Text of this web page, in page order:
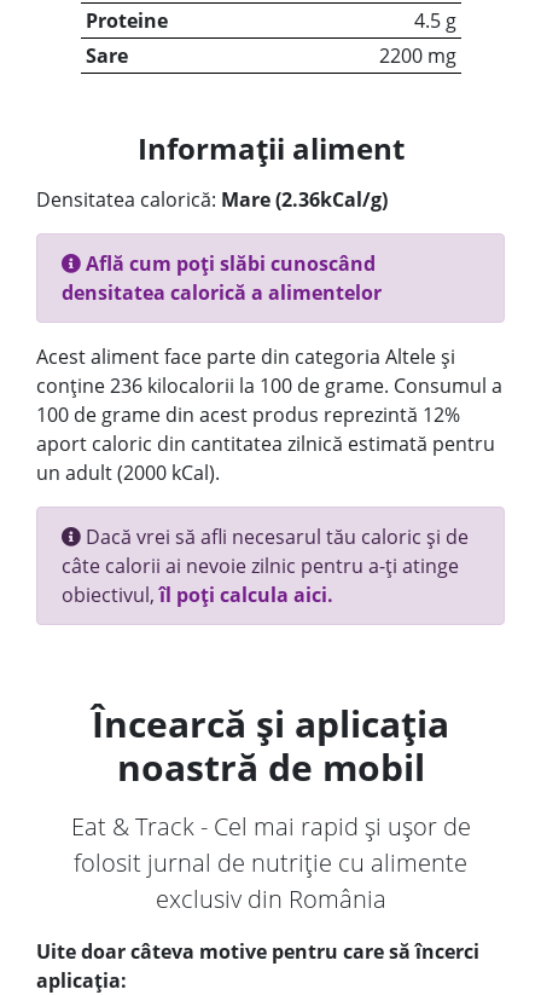
Proteine
4.5 g
Sare
2200 mg
Informații aliment
Densitatea calorică: Mare (2.36kCal/g)
Află cum poți slăbi cunoscând
densitatea calorică a alimentelor
Acest aliment face parte din categoria Altele și
conține 236 kilocalorii la 100 de grame. Consumul a
100 de grame din acest produs reprezintă 12%
aport caloric din cantitatea zilnică estimată pentru
un adult (2000 kCal).
Dacă vrei să afli necesarul tău caloric și de
câte calorii ai nevoie zilnic pentru a-ți atinge
obiectivul,îl poți calcula aici.
Încearcă și aplicația
noastră de mobil
Eat & Track - Cel mai rapid și ușor de
folosit jurnal de nutriție cu alimente
exclusiv din România
Uite doar câteva motive pentru care să încerci
aplicația: